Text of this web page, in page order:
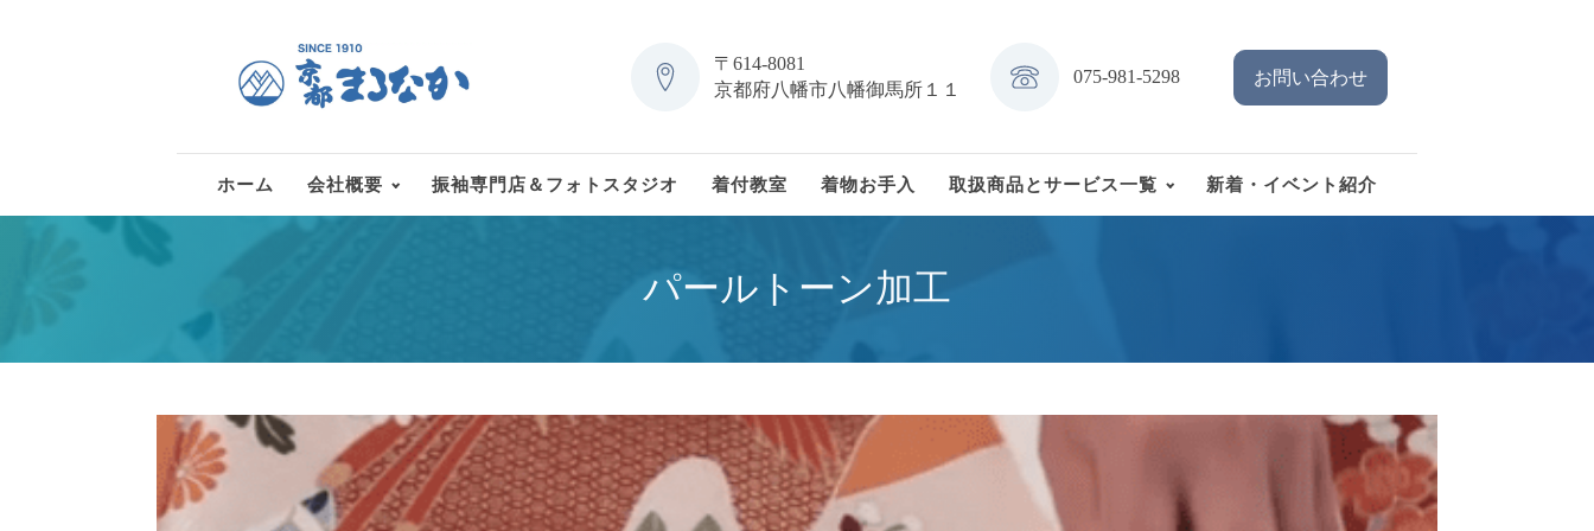
〒614-8081
京都府八幡市八幡御馬所１１
075-981-5298 お問い合わせ
ホーム 会社概要 振袖専門店＆フォトスタジオ 着付教室 着物お手入 取扱商品とサービス一覧 新着・イベント紹介
パールトーン加工